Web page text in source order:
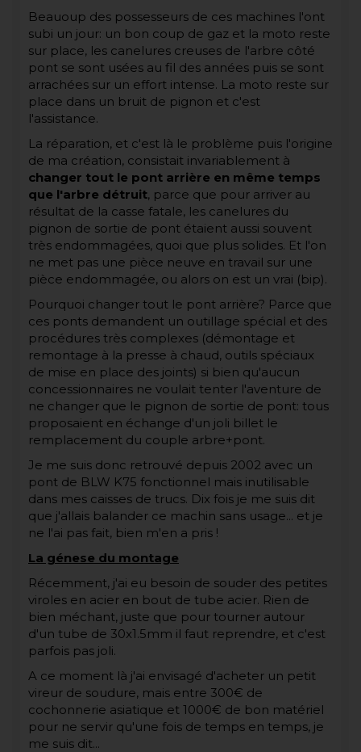
Beauoup des possesseurs de ces machines l'ont
subi un jour: un bon coup de gaz et la moto reste
sur place, les canelures creuses de l'arbre côté
pont se sont usées au fil des années puis se sont
arrachées sur un effort intense. La moto reste sur
place dans un bruit de pignon et c'est
l'assistance.
La réparation, et c'est là le problème puis l'origine
de ma création, consistait invariablement à
changer tout le pont arrière en même temps
que l'arbre détruit, parce que pour arriver au
résultat de la casse fatale, les canelures du
pignon de sortie de pont étaient aussi souvent
très endommagées, quoi que plus solides. Et l'on
ne met pas une pièce neuve en travail sur une
pièce endommagée, ou alors on est un vrai (bip).
Pourquoi changer tout le pont arrière? Parce que
ces ponts demandent un outillage spécial et des
procédures très complexes (démontage et
remontage à la presse à chaud, outils spéciaux
de mise en place des joints) si bien qu'aucun
concessionnaires ne voulait tenter l'aventure de
ne changer que le pignon de sortie de pont: tous
proposaient en échange d'un joli billet le
remplacement du couple arbre+pont.
Je me suis donc retrouvé depuis 2002 avec un
pont de BLW K75 fonctionnel mais inutilisable
dans mes caisses de trucs. Dix fois je me suis dit
que j'allais balander ce machin sans usage... et je
ne l'ai pas fait, bien m'en a pris !
La génese du montage
Récemment, j'ai eu besoin de souder des petites
viroles en acier en bout de tube acier. Rien de
bien méchant, juste que pour tourner autour
d'un tube de 30x1.5mm il faut reprendre, et c'est
parfois pas joli.
A ce moment là j'ai envisagé d'acheter un petit
vireur de soudure, mais entre 300€ de
cochonnerie asiatique et 1000€ de bon matériel
pour ne servir qu'une fois de temps en temps, je
me suis dit...